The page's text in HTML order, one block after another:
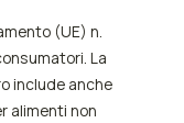
(UE) n.
La
include anche
alimenti non